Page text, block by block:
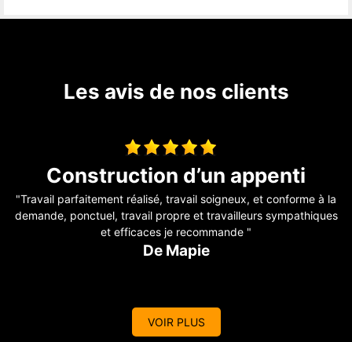
Les avis de nos clients
couverture
"Entreprise au top ! je recommande fortement !"
De Amandine
VOIR PLUS